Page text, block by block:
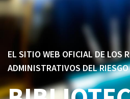
EL SITIO WEB OFICIAL DE LOS
ADMINISTRATIVOS DEL